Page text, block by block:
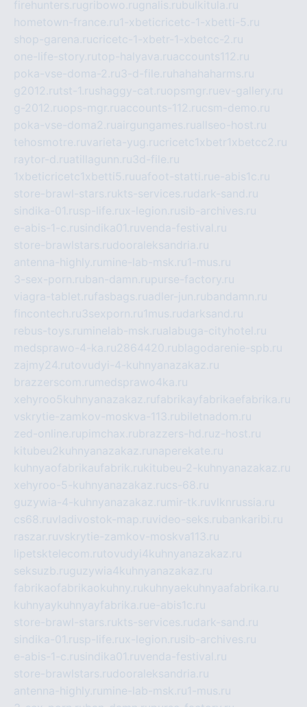
firehunters.rugribowo.rugnalis.rubulkitula.ru
hometown-france.ru1-xbeticricetc-1-xbetti-5.ru
shop-garena.rucricetc-1-xbetr-1-xbetcc-2.ru
one-life-story.rutop-halyava.ruaccounts112.ru
poka-vse-doma-2.ru3-d-file.ru hahahaharms.ru
g2012.rutst-1.rushaggy-cat.ruopsmgr.ruev-gallery.ru
g-2012.ruops-mgr.ruaccounts-112.rucsm-demo.ru
poka-vse-doma2.ruairgungames.ruallseo-host.ru
tehosmotre.ruvarieta-yug.rucricetc1xbetr1xbetcc2.ru
raytor-d.ruatillagunn.ru3d-file.ru
1xbeticricetc1xbetti5.ruuafoot-statti.rue-abis1c.ru
store-brawl-stars.rukts-services.rudark-sand.ru
sindika-01.rusp-life.rux-legion.rusib-archives.ru
e-abis-1-c.rusindika01.ruvenda-festival.ru
store-brawlstars.rudooraleksandria.ru
antenna-highly.ru mine-lab-msk.ru1-mus.ru
3-sex-porn.ruban-damn.rupurse-factory.ru
viagra-tablet.rufasbags.ruadler-jun.rubandamn.ru
fincontech.ru3sexporn.ru1mus.rudarksand.ru
rebus-toys.ru minelab-msk.rualabuga-cityhotel.ru
medsprawo-4-ka.ru2864420.rublagodarenie-spb.ru
zajmy24.rutovudyi-4-kuhnyanazakaz.ru
brazzerscom.ru medsprawo4ka.ru
xehyroo5kuhnyanazakaz.rufabrikayfabrikaefabrika.ru
vskrytie-zamkov-moskva-113.rubiletnadom.ru
zed-online.rupimchax.rubrazzers-hd.ruz-host.ru
kitubeu2kuhnyanazakaz.ru naperekate.ru
kuhnyaofabrikaufabrik.rukitubeu-2-kuhnyanazakaz.ru
xehyroo-5-kuhnyanazakaz.rucs-68.ru
guzywia-4-kuhnyanazakaz.ru mir-tk.ruvlknrussia.ru
cs68.ruvladivostok-map.ruvideo-seks.rubankaribi.ru
raszar.ruvskrytie-zamkov-moskva113.ru
lipetsktelecom.rutovudyi4kuhnyanazakaz.ru
seksuzb.ruguzywia4kuhnyanazakaz.ru
fabrikaofabrikaokuhny.rukuhnyaekuhnyaafabrika.ru
kuhnyaykuhnyayfabrika.rue-abis1c.ru
store-brawl-stars.rukts-services.rudark-sand.ru
sindika-01.rusp-life.rux-legion.rusib-archives.ru
e-abis-1-c.rusindika01.ruvenda-festival.ru
store-brawlstars.rudooraleksandria.ru
antenna-highly.ru mine-lab-msk.ru1-mus.ru